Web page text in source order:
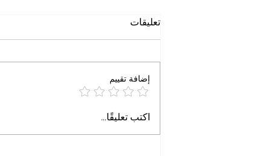
حين يتحول الاسم إلى تهمة
خاطرة الجمعة حين يتحول الاسم إلى
أصول مصرية، اسمه عبد السيد
ولاية ميشيغان. درس الطب والصحة
تعليقات
إضافة تقييم
اكتب تعليقًا...